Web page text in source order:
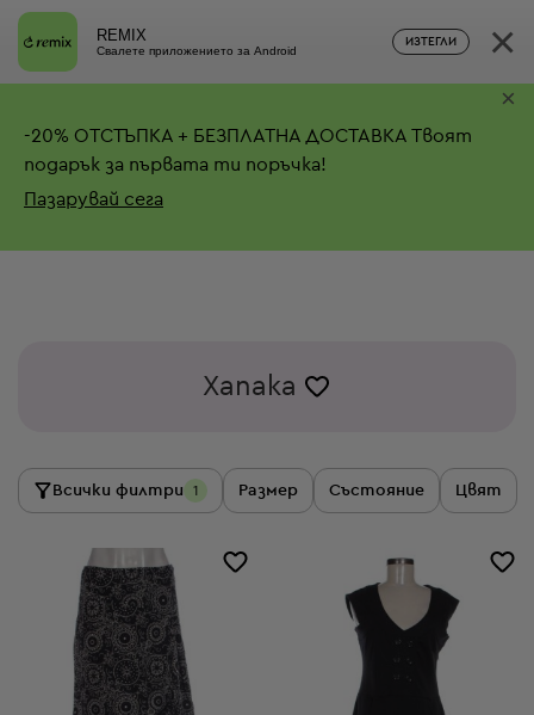
REMIX
Свалете приложението за Android
ИЗТЕГЛИ ×
-20% ОТСТЪПКА + БЕЗПЛАТНА ДОСТАВКА Твоят
подарък за първата ти поръчка!
Пазарувай сега
×
Xanaka
Всички филтри 1 Размер Състояние Цвят